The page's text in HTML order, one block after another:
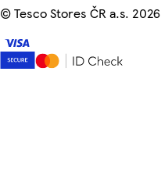
©Tesco Stores ČR a.s. 2026